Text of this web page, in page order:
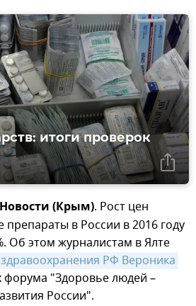
итоги проверок
(Крым). Рост цен
в России в 2016 году
Об этом журналистам в Ялте
РФ Вероника
форума "Здоровье людей –
России".